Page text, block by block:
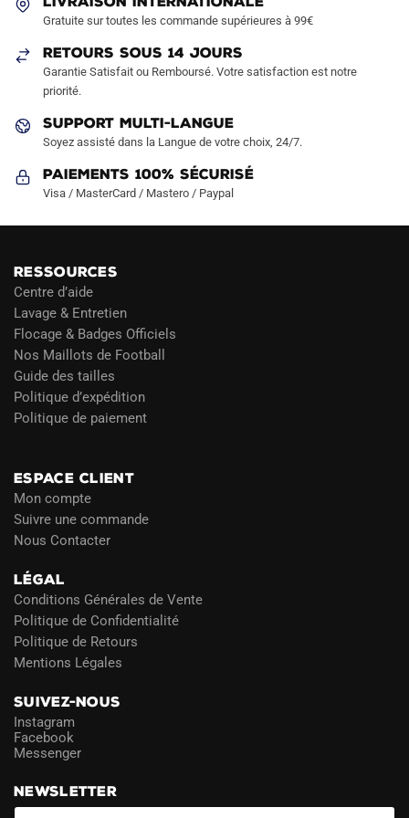
page
Gratuite sur toutes les commande supérieures à 99€
RETOURS SOUS 14 JOURS
Garantie Satisfait ou Remboursé. Votre satisfaction est notre
priorité.
SUPPORT MULTI-LANGUE
Soyez assisté dans la Langue de votre choix, 24/7.
Paiements 100% Sécurisé
Visa / MasterCard / Mastero / Paypal
RESSOURCES
Centre d’aide
Lavage & Entretien
Flocage & Badges Officiels
Nos Maillots de Football
Guide des tailles
Politique d’expédition
Politique de paiement
ESPACE CLIENT
Mon compte
Suivre une commande
Nous Contacter
LÉGAL
Conditions Générales de Vente
Politique de Confidentialité
Politique de Retours
Mentions Légales
SUIVEZ-NOUS
Instagram
Facebook
Messenger
NEWSLETTER